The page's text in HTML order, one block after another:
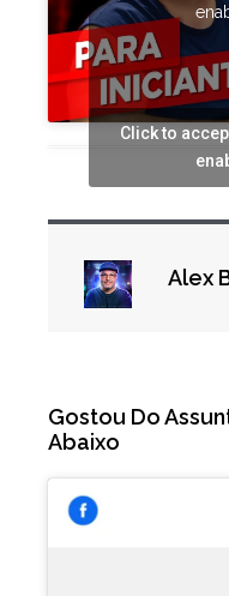
Click to
Alex
Gostou Do
Abaixo